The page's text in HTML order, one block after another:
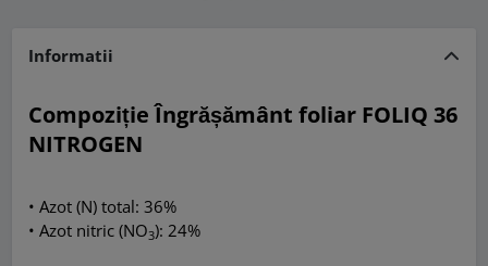
Informatii
Compoziție Îngrășământ foliar FOLIQ 36
NITROGEN
•Azot (N) total: 36%
• Azot nitric (NO3): 24%